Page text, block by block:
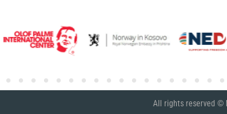
All rights reserved ©